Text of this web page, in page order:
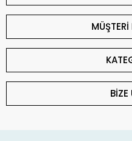
MÜŞTERİ
BİZE